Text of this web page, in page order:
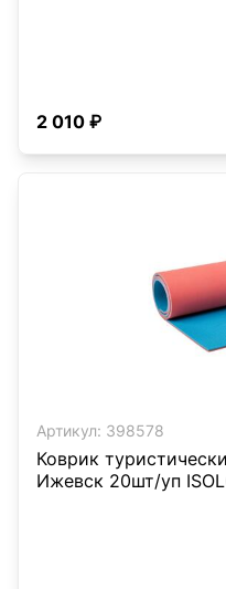
2 010 ₽
Артикул: 398578
Коврик
Ижевск 20шт/уп